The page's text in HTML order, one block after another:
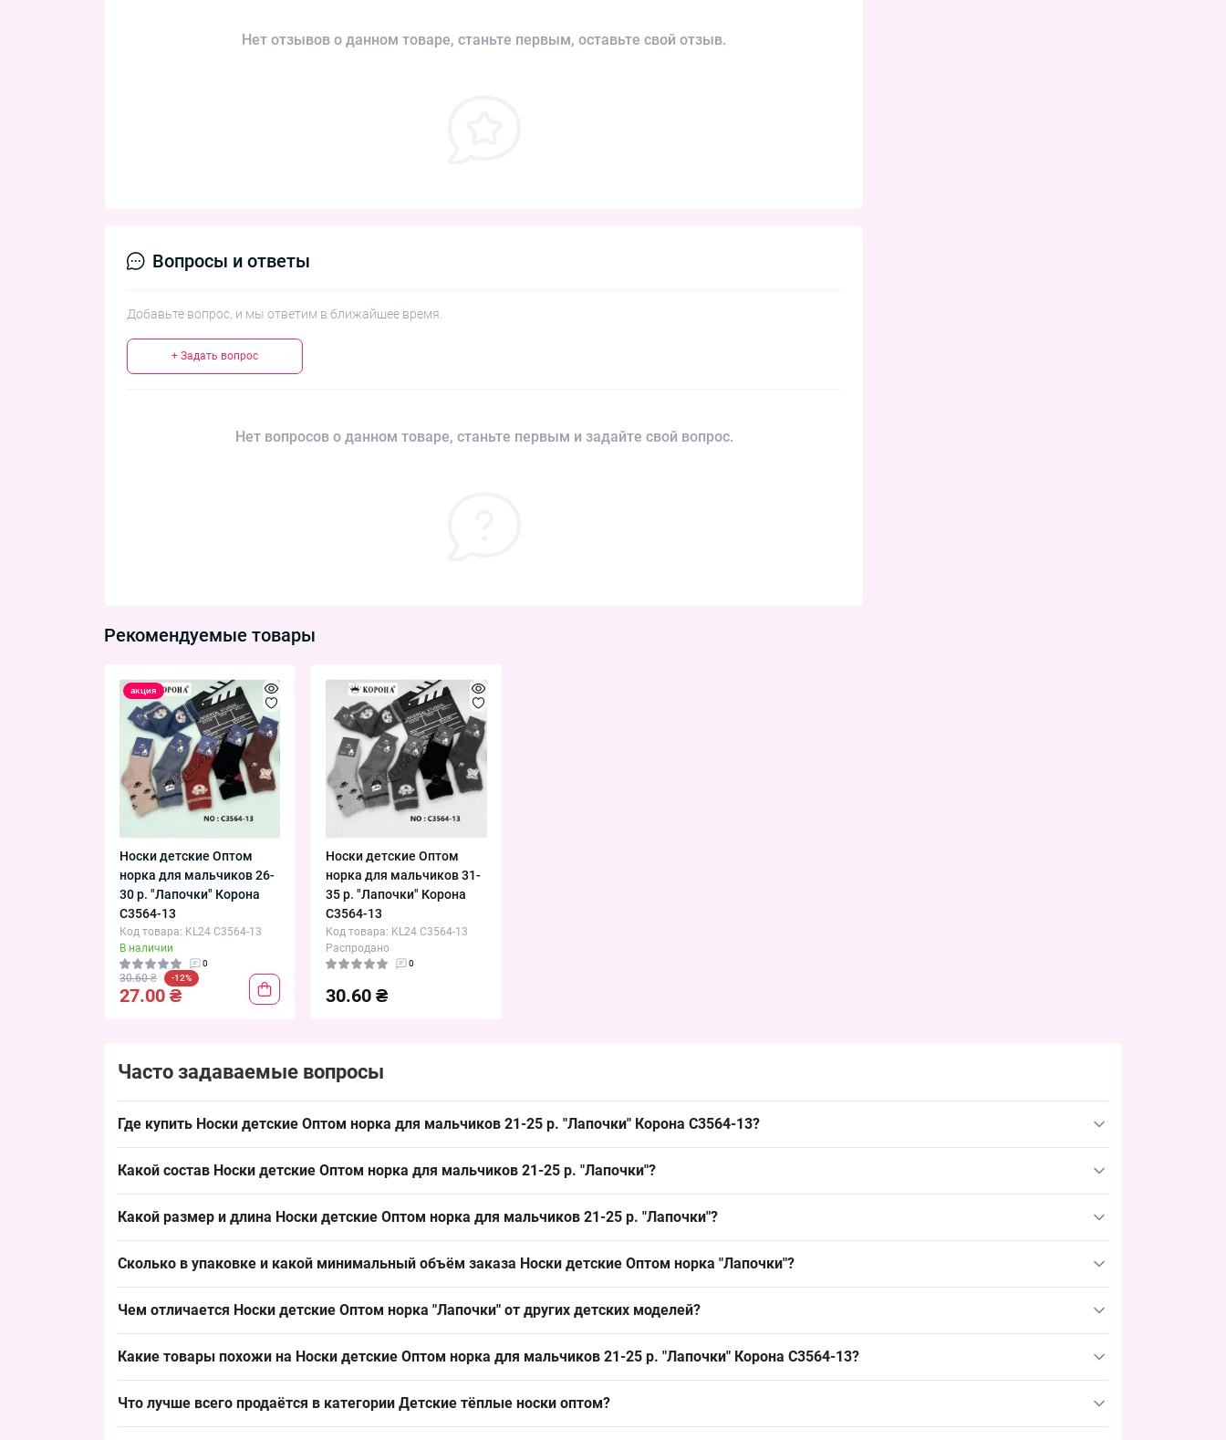
Нет отзывов о данном товаре, станьте первым, оставьте свой отзыв.
Вопросы и ответы
Добавьте вопрос, и мы ответим в ближайшее время.
+ Задать вопрос
Нет вопросов о данном товаре, станьте первым и задайте свой вопрос.
Рекомендуемые товары
акция
Носки детские Оптом
норка для мальчиков 26-
30 р. "Лапочки" Корона
C3564-13
Код товара: KL24 C3564-13
В наличии
0
30.60 ₴ -12%
27.00 ₴
Носки детские Оптом
норка для мальчиков 31-
35 р. "Лапочки" Корона
C3564-13
Код товара: KL24 C3564-13
Распродано
0
30.60 ₴
Часто задаваемые вопросы
Где купить Носки детские Оптом норка для мальчиков 21-25 р. "Лапочки" Корона C3564-13?
востребованный зимний размер, удобен для быстрого оборота и стабильного пополнения ассортимента в розничной точке или на рынке.
Какой состав Носки детские Оптом норка для мальчиков 21-25 р. "Лапочки"?
удобен для формирования ассортимента зимних носков и закрывает спрос на тёплые модели.
Какой размер и длина Носки детские Оптом норка для мальчиков 21-25 р. "Лапочки"?
обеспечивает стабильный спрос среди покупателей, ищущих базовые тёплые модели.
Сколько в упаковке и какой минимальный объём заказа Носки детские Оптом норка "Лапочки"?
позволяет быстро формировать товарные позиции и закрывать базовый спрос на зимний ассортимент.
Чем отличается Носки детские Оптом норка "Лапочки" от других детских моделей?
более короткие или тонкие детские модели и другие материалы, что позволяет расширить ассортимент под разные запросы; эта модель закрывает базовый спрос
на тёплые зимние носки.
Какие товары похожи на Носки детские Оптом норка для мальчиков 21-25 р. "Лапочки" Корона C3564-13?
Что лучше всего продаётся в категории Детские тёплые носки оптом?